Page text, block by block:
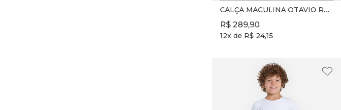
CALÇA MACULINA OTAVIO REF. SD2090 - PRETO - ADULTO
R$ 289,90
12x de R$ 24,15